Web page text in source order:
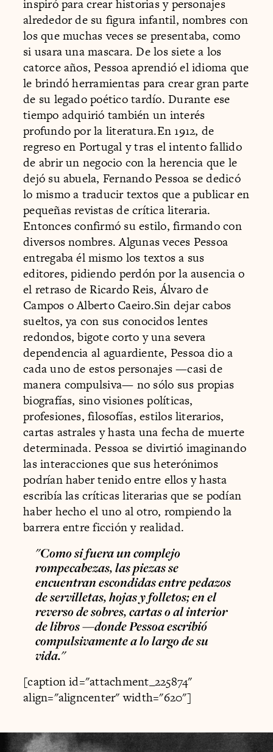
inspiró para crear historias y personajes
alrededor de su figura infantil, nombres con
los que muchas veces se presentaba, como
si usara una mascara. De los siete a los
catorce años, Pessoa aprendió el idioma que
le brindó herramientas para crear gran parte
de su legado poético tardío. Durante ese
tiempo adquirió también un interés
profundo por la literatura.En 1912, de
regreso en Portugal y tras el intento fallido
de abrir un negocio con la herencia que le
dejó su abuela, Fernando Pessoa se dedicó
lo mismo a traducir textos que a publicar en
pequeñas revistas de crítica literaria.
Entonces confirmó su estilo, firmando con
diversos nombres. Algunas veces Pessoa
entregaba él mismo los textos a sus
editores, pidiendo perdón por la ausencia o
el retraso de Ricardo Reis, Álvaro de
Campos o Alberto Caeiro.Sin dejar cabos
sueltos, ya con sus conocidos lentes
redondos, bigote corto y una severa
dependencia al aguardiente, Pessoa dio a
cada uno de estos personajes —casi de
manera compulsiva— no sólo sus propias
biografías, sino visiones políticas,
profesiones, filosofías, estilos literarios,
cartas astrales y hasta una fecha de muerte
determinada. Pessoa se divirtió imaginando
las interacciones que sus heterónimos
podrían haber tenido entre ellos y hasta
escribía las críticas literarias que se podían
haber hecho el uno al otro, rompiendo la
barrera entre ficción y realidad.
"Como si fuera un complejo
rompecabezas, las piezas se
encuentran escondidas entre pedazos
de servilletas, hojas y folletos; en el
reverso de sobres, cartas o al interior
de libros —donde Pessoa escribió
compulsivamente a lo largo de su
vida."
[caption id="attachment_225874"
align="aligncenter" width="620"]